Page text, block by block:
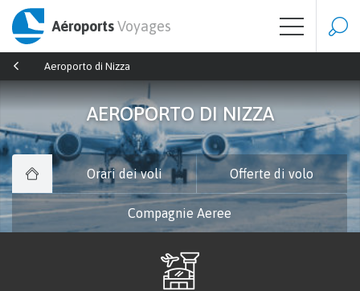
AéroportsVoyages
Aeroporto di Nizza
AEROPORTO DI NIZZA
Orari dei voli Offerte di volo
Compagnie Aeree